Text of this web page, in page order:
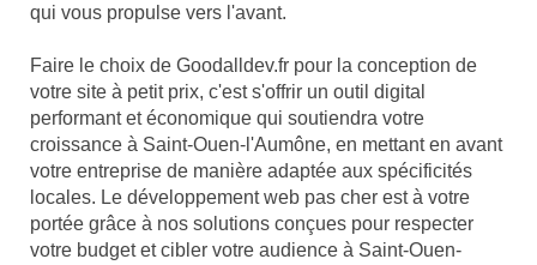
qui vous propulse vers l'avant.
Faire le choix de Goodalldev.fr pour la conception de
votre site à petit prix, c'est s'offrir un outil digital
performant et économique qui soutiendra votre
croissance à Saint-Ouen-l'Aumône, en mettant en avant
votre entreprise de manière adaptée aux spécificités
locales. Le développement web pas cher est à votre
portée grâce à nos solutions conçues pour respecter
votre budget et cibler votre audience à Saint-Ouen-